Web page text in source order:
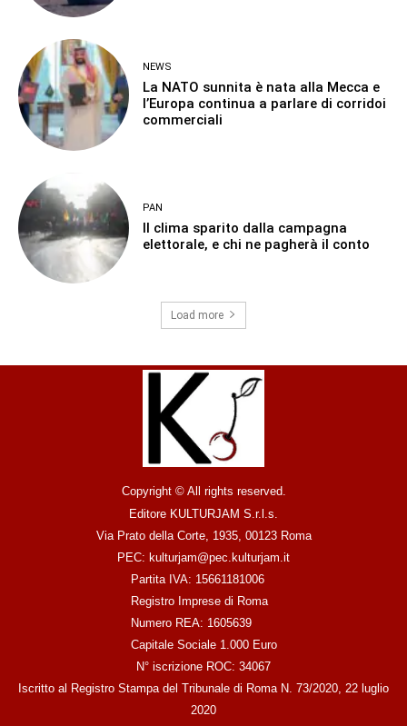
NEWS
La NATO sunnita è nata alla Mecca e
l’Europa continua a parlare di corridoi
commerciali
PAN
Il clima sparito dalla campagna
elettorale, e chi ne pagherà il conto
Load more
Copyright © All rights reserved.
Editore KULTURJAM S.r.l.s.
Via Prato della Corte, 1935, 00123 Roma
PEC: kulturjam@pec.kulturjam.it
Partita IVA: 15661181006
Registro Imprese di Roma
Numero REA: 1605639
Capitale Sociale 1.000 Euro
N° iscrizione ROC: 34067
Iscritto al Registro Stampa del Tribunale di Roma N. 73/2020, 22 luglio
2020